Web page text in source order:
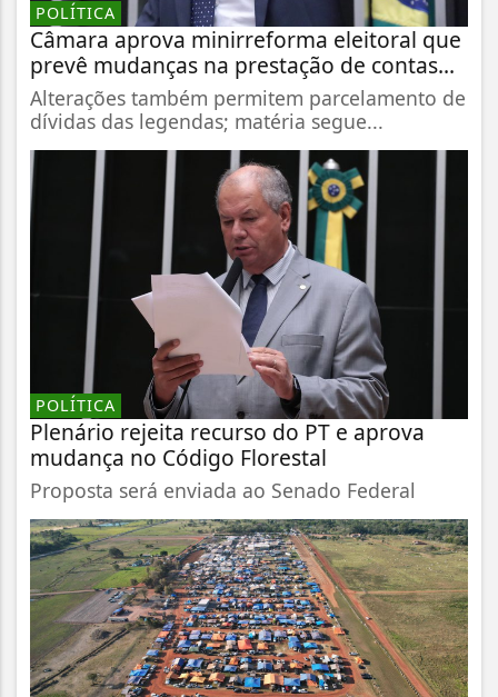
POLÍTICA
Câmara aprova minirreforma eleitoral que
prevê mudanças na prestação de contas...
Alterações também permitem parcelamento de
dívidas das legendas; matéria segue...
POLÍTICA
Plenário rejeita recurso do PT e aprova
mudança no Código Florestal
Proposta será enviada ao Senado Federal